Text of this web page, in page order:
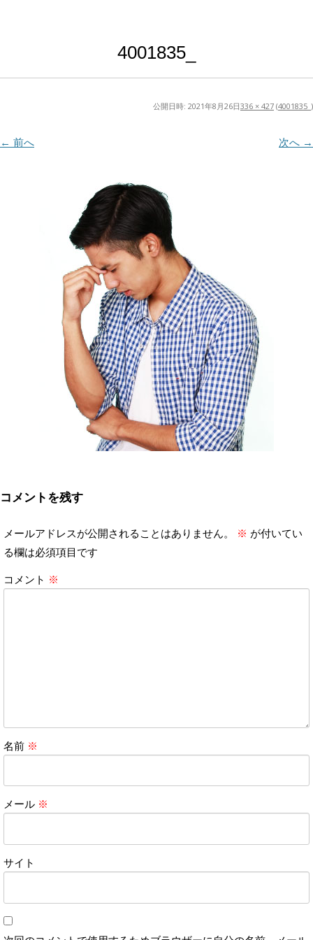
4001835_
公開日時: 2021年8月26日336 × 427 (4001835_ )
← 前へ 次へ →
コメントを残す
メールアドレスが公開されることはありません。 ※ が付いてい
る欄は必須項目です
コメント ※
名前 ※
メール ※
サイト